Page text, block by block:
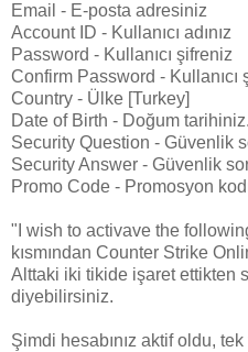
Email - E-posta adresiniz
Account ID - Kullanıcı adınız
Password - Kullanıcı şifreniz
Confirm Password - Kullanıcı
Country - Ülke [Turkey]
Date of Birth - Doğum
Security Question - Güvenlik
Security Answer - Güvenlik
Promo Code - Promosyon
"I wish to activave the
kısmından Counter Strike
Alttaki iki tikide işaret ettikten
diyebilirsiniz.
Şimdi hesabınız aktif oldu,